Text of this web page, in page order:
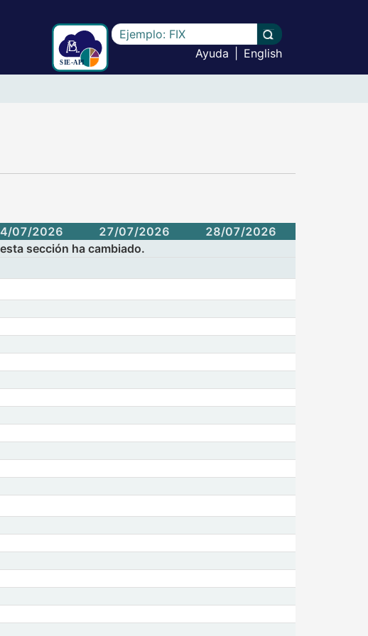
Escriba el texto a buscar
Llevar a cabo la
Ayuda
English
07/2026 27/07/2026
28/07/2026
sección ha cambiado.
resumen: